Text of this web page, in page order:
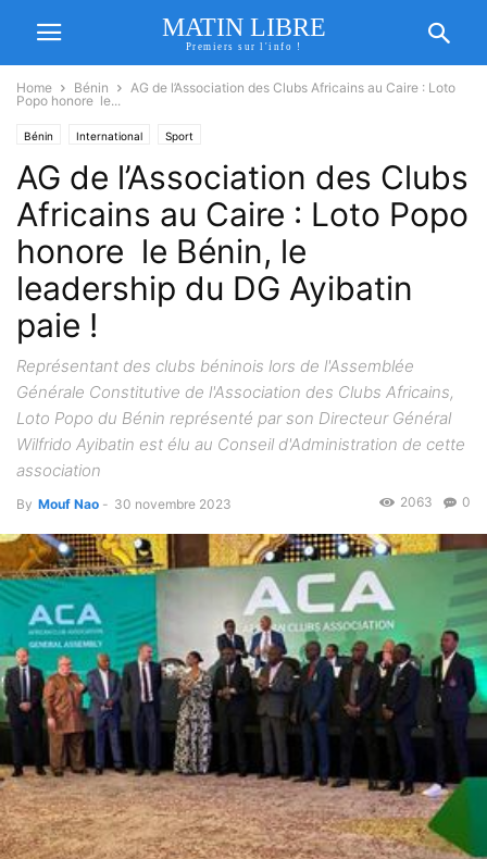
MATIN LIBRE
Premiers sur l'info !
Home Bénin
AG de l’Association des Clubs Africains au Caire : Loto
Popo honore le...
Bénin International Sport
AG de l’Association des Clubs
Africains au Caire : Loto Popo
honore le Bénin, le
leadership du DG Ayibatin
paie !
Représentant des clubs béninois lors de l'Assemblée
Générale Constitutive de l'Association des Clubs Africains,
Loto Popo du Bénin représenté par son Directeur Général
Wilfrido Ayibatin est élu au Conseil d'Administration de cette
association
By Mouf Nao - 30 novembre 2023 0
2063